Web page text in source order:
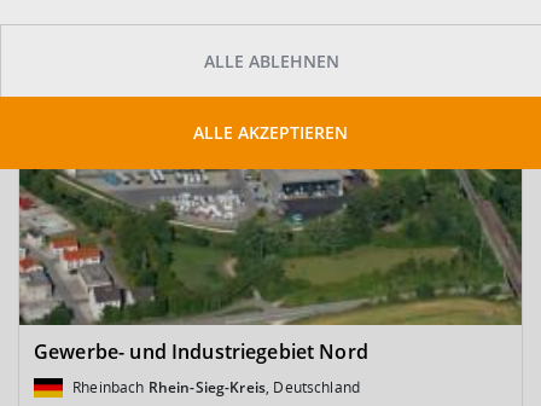
Gewerbe- und Industriegebiet Nord
Rheinbach Rhein-Sieg-Kreis, Deutschland
ALLE ABLEHNEN
ALLE AKZEPTIEREN